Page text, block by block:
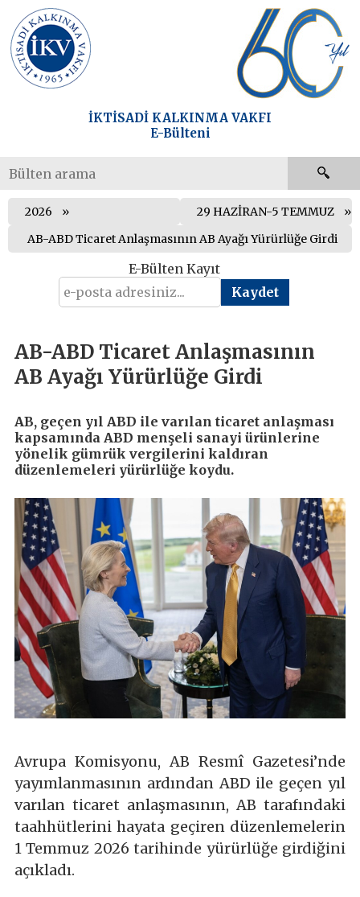
İKTİSADİ KALKINMA VAKFI
E-Bülteni
2026
29 HAZİRAN-5 TEMMUZ
AB-ABD Ticaret Anlaşmasının AB Ayağı Yürürlüğe Girdi
E-Bülten Kayıt
AB-ABD Ticaret Anlaşmasının
AB Ayağı Yürürlüğe Girdi
AB, geçen yıl ABD ile varılan ticaret anlaşması
kapsamında ABD menşeli sanayi ürünlerine
yönelik gümrük vergilerini kaldıran
düzenlemeleri yürürlüğe koydu.
Avrupa Komisyonu, AB Resmî Gazetesi’nde
yayımlanmasının ardından ABD ile geçen yıl
varılan ticaret anlaşmasının, AB tarafındaki
taahhütlerini hayata geçiren düzenlemelerin
1 Temmuz 2026 tarihinde yürürlüğe girdiğini
açıkladı.